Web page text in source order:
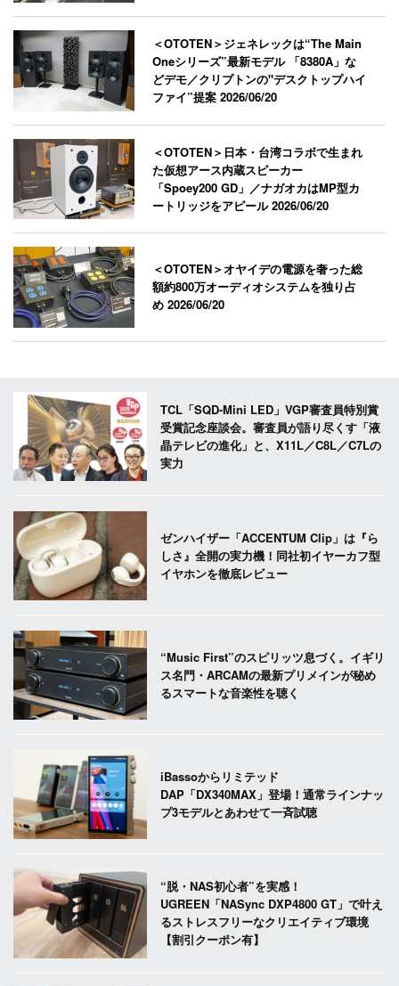
＜OTOTEN＞ジェネレックは“The Main
Oneシリーズ”最新モデル 「8380A」な
どデモ／クリプトンの"デスクトップハイ
ファイ”提案2026/06/20
＜OTOTEN＞日本・台湾コラボで生まれ
た仮想アース内蔵スピーカー
「Spoey200 GD」／ナガオカはMP型カ
ートリッジをアピール2026/06/20
＜OTOTEN＞オヤイデの電源を奢った総
額約800万オーディオシステムを独り占
め2026/06/20
TCL「SQD-Mini LED」VGP審査員特別賞
受賞記念座談会。審査員が語り尽くす「液
晶テレビの進化」と、X11L／C8L／C7Lの
実力
ゼンハイザー「ACCENTUM Clip」は『ら
しさ』全開の実力機！同社初イヤーカフ型
イヤホンを徹底レビュー
“Music First”のスピリッツ息づく。イギリ
ス名門・ARCAMの最新プリメインが秘め
るスマートな音楽性を聴く
iBassoからリミテッド
DAP「DX340MAX」登場！通常ラインナッ
プ3モデルとあわせて一斉試聴
“脱・NAS初心者”を実感！
UGREEN「NASync DXP4800 GT」で叶え
るストレスフリーなクリエイティブ環境
【割引クーポン有】